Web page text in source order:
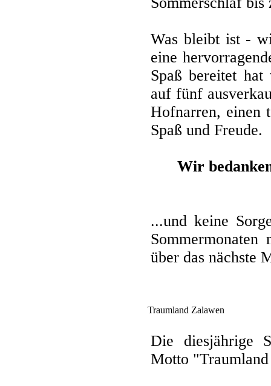
Was bleibt ist -
eine
Spaß bereitet
auf fünf
Hofnarren, einen
Spaß und Freude.
Wir
...und keine
Sommermonaten
über das nächste
Traumland Zalawen
Die diesjährige
Motto